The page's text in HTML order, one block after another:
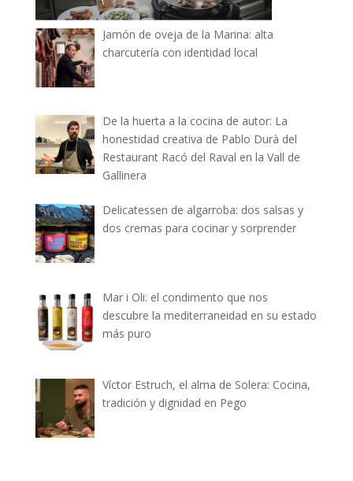
Jamón de oveja de la Marina: alta
charcutería con identidad local
De la huerta a la cocina de autor: La
honestidad creativa de Pablo Durà del
Restaurant Racó del Raval en la Vall de
Gallinera
Delicatessen de algarroba: dos salsas y
dos cremas para cocinar y sorprender
Mar i Oli: el condimento que nos
descubre la mediterraneidad en su estado
más puro
Víctor Estruch, el alma de Solera: Cocina,
tradición y dignidad en Pego